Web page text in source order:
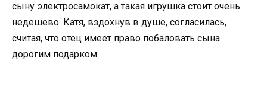
сыну электросамокат, а такая игрушка стоит очень
недешево. Катя, вздохнув в душе, согласилась,
считая, что отец имеет право побаловать сына
дорогим подарком.